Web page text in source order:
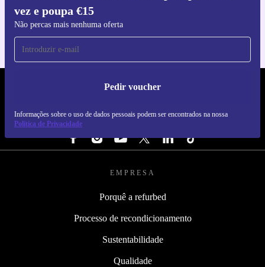
vez e poupa €15
Não percas mais nenhuma oferta
Pedir voucher
Informações sobre o uso de dados pessoais podem ser encontrados na nossa
Política de Privacidade
Para iOS e Android
REFURBED PORTUGAL - RETHINK NEW.
SEGUE-NOS
EMPRESA
Porquê a refurbed
Processo de recondicionamento
Sustentabilidade
Qualidade